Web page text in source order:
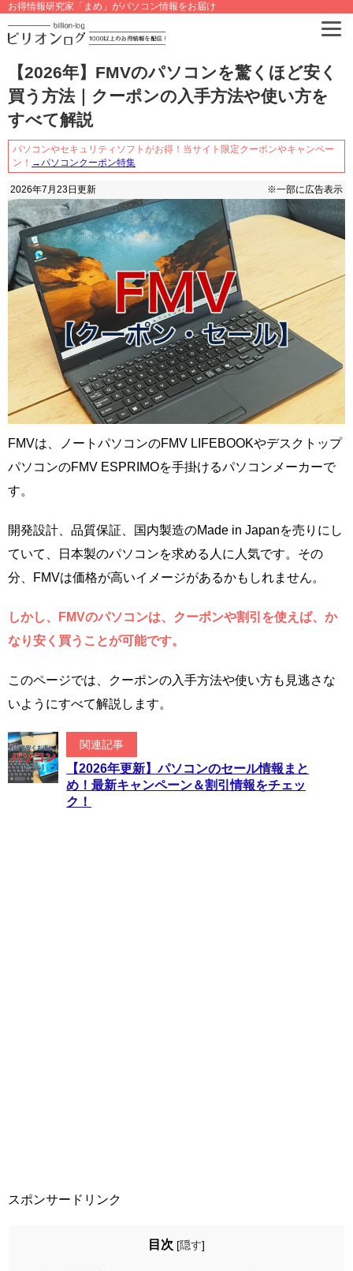
お得情報研究家「まめ」がパソコン情報をお届け
【2026年】FMVのパソコンを驚くほど安く
買う方法｜クーポンの入手方法や使い方を
すべて解説
パソコンやセキュリティソフトがお得！当サイト限定クーポンやキャンペー
ン！ →パソコンクーポン特集
2026年7月23日 更新 ※一部に広告表示
FMVは、ノートパソコンのFMV LIFEBOOKやデスクトップ
パソコンのFMV ESPRIMOを手掛けるパソコンメーカーで
す。
開発設計、品質保証、国内製造のMade in Japanを売りにし
ていて、日本製のパソコンを求める人に人気です。その
分、FMVは価格が高いイメージがあるかもしれません。
しかし、FMVのパソコンは、クーポンや割引を使えば、か
なり安く買うことが可能です。
このページでは、クーポンの入手方法や使い方も見逃さな
いようにすべて解説します。
関連記事
【2026年更新】パソコンのセール情報まと
め！最新キャンペーン＆割引情報をチェッ
ク！
スポンサードリンク
目次 [隠す]